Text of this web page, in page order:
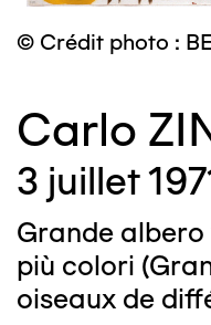
© Crédit photo :
Carlo
3 juillet
Grande
più colori
oiseaux de